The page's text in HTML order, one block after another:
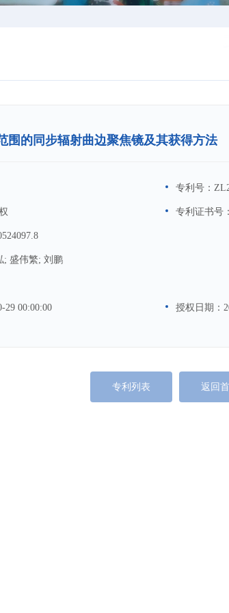
围的同步辐射曲边聚焦镜及其获得方法
专利号：
专利证书号：
; 盛伟繁; 刘鹏
29 00:00:00 授权日期：
专利列表 返回